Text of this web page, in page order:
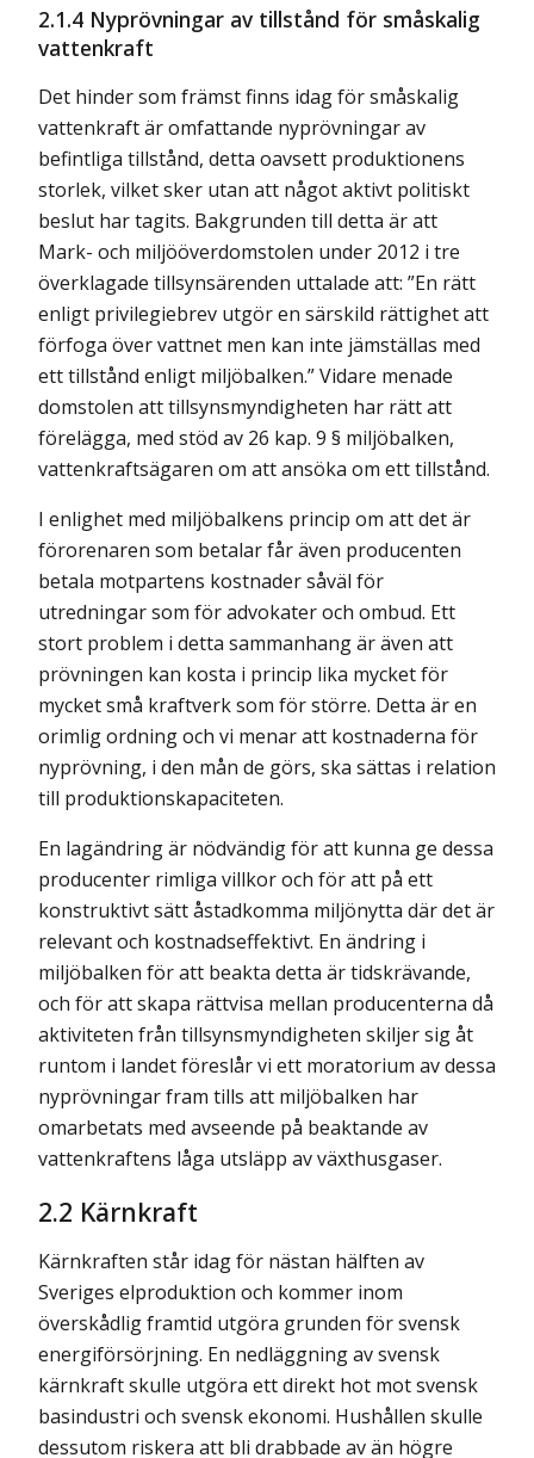
2.1.4 Nyprövningar av tillstånd för småskalig
vattenkraft
Det hinder som främst finns idag för småskalig
vattenkraft är omfattande nyprövningar av
befintliga tillstånd, detta oavsett produktionens
storlek, vilket sker utan att något aktivt politiskt
beslut har tagits. Bakgrunden till detta är att
Mark- och miljööverdomstolen under 2012 i tre
överklagade tillsynsärenden uttalade att: ”En rätt
enligt privilegiebrev utgör en särskild rättighet att
förfoga över vattnet men kan inte jämställas med
ett tillstånd enligt miljöbalken.” Vidare menade
domstolen att tillsynsmyndigheten har rätt att
förelägga, med stöd av 26 kap. 9 § miljöbalken,
vattenkraftsägaren om att ansöka om ett tillstånd.
I enlighet med miljöbalkens princip om att det är
förorenaren som betalar får även producenten
betala motpartens kostnader såväl för
utredningar som för advokater och ombud. Ett
stort problem i detta sammanhang är även att
prövningen kan kosta i princip lika mycket för
mycket små kraftverk som för större. Detta är en
orimlig ordning och vi menar att kostnaderna för
nyprövning, i den mån de görs, ska sättas i relation
till produktionskapaciteten.
En lagändring är nödvändig för att kunna ge dessa
producenter rimliga villkor och för att på ett
konstruktivt sätt åstadkomma miljönytta där det är
relevant och kostnadseffektivt. En ändring i
miljöbalken för att beakta detta är tidskrävande,
och för att skapa rättvisa mellan producenterna då
aktiviteten från tillsynsmyndigheten skiljer sig åt
runtom i landet föreslår vi ett moratorium av dessa
nyprövningar fram tills att miljöbalken har
omarbetats med avseende på beaktande av
vattenkraftens låga utsläpp av växthusgaser.
2.2 Kärnkraft
Kärnkraften står idag för nästan hälften av
Sveriges elproduktion och kommer inom
överskådlig framtid utgöra grunden för svensk
energiförsörjning. En nedläggning av svensk
kärnkraft skulle utgöra ett direkt hot mot svensk
basindustri och svensk ekonomi. Hushållen skulle
dessutom riskera att bli drabbade av än högre